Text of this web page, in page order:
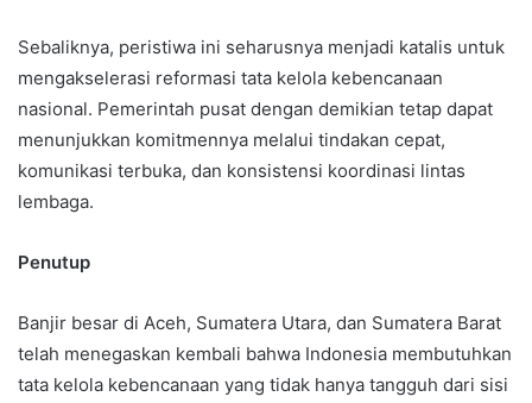
Sebaliknya, peristiwa ini seharusnya menjadi katalis untuk
mengakselerasi reformasi tata kelola kebencanaan
nasional. Pemerintah pusat dengan demikian tetap dapat
menunjukkan komitmennya melalui tindakan cepat,
komunikasi terbuka, dan konsistensi koordinasi lintas
lembaga.
Penutup
Banjir besar di Aceh, Sumatera Utara, dan Sumatera Barat
telah menegaskan kembali bahwa Indonesia membutuhkan
tata kelola kebencanaan yang tidak hanya tangguh dari sisi